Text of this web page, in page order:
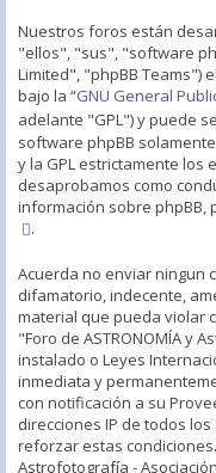
Nuestros foros están
"ellos", "sus", "software
Limited", "phpBB Teams")
bajo la “GNU General
adelante "GPL") y puede
software phpBB
y la GPL estrictamente los
desaprobamos como
información sobre phpBB,
.
Acuerda no enviar ningun
difamatorio, indecente,
material que pueda violar
"Foro de ASTRONOMÍA y
instalado o Leyes
inmediata y
con notificación a su
direcciones IP de todos
reforzar estas
Astrofotografía -